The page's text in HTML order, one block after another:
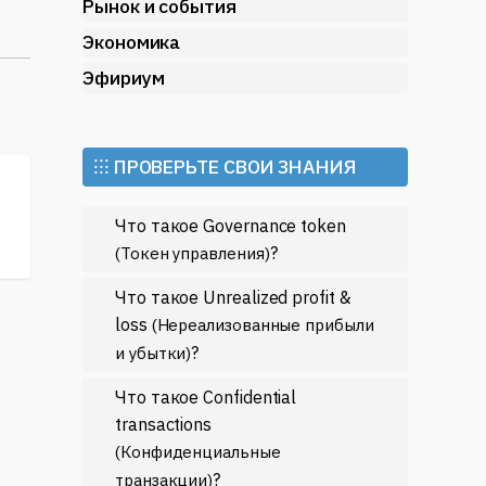
Рынок и события
Экономика
Эфириум
⁝⁝⁝ ПРОВЕРЬТЕ СВОИ ЗНАНИЯ
Что такое Governance token
(Токен управления)?
Что такое Unrealized profit &
loss (Нереализованные прибыли
и убытки)?
Что такое Confidential
transactions
(Конфиденциальные
транзакции)?